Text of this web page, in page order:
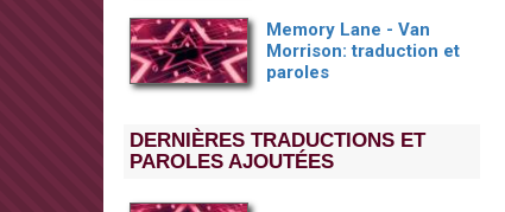
Memory Lane - Van
Morrison: traduction et
paroles
DERNIÈRES TRADUCTIONS ET
PAROLES AJOUTÉES